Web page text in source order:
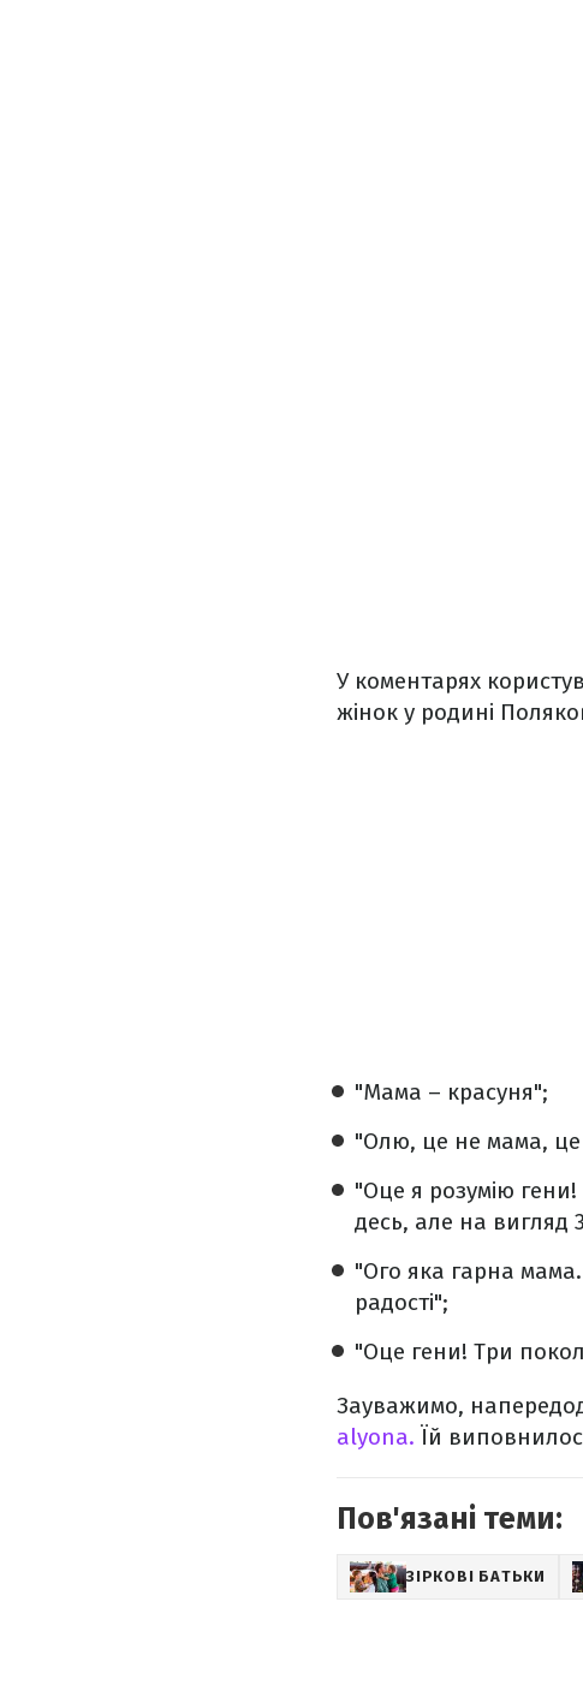
У коментарях
жінок у родині
"Мама – красуня";
"Олю, це не мама, це
"Оце я розумію
десь, але на вигляд
"Ого яка гарна
радості";
"Оце гени! Три
Зауважимо,
аlyona. Їй
Пов'язані теми:
ЗІРКОВІ БАТЬКИ